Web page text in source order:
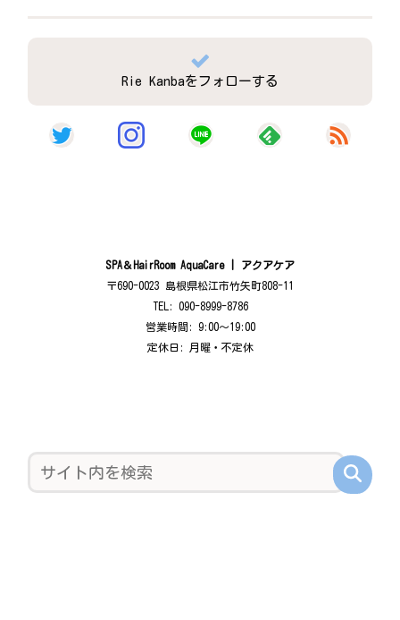
Rie Kanbaをフォローする
SPA＆HairRoom AquaCare | アクアケア
〒690-0023 島根県松江市竹矢町808-11
TEL: 090-8999-8786
営業時間: 9:00〜19:00
定休日: 月曜・不定休